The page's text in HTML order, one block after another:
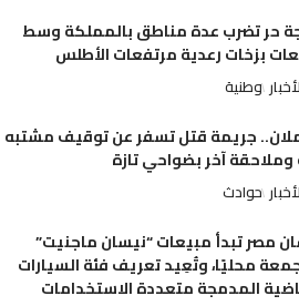
حر تضرب عدة مناطق بالمملكة وسط
بزخات رعدية مرتفعات الأطلس
وطنية
جريمة قتل تسفر عن توقيف مشتبه
آخر بضواحي تازة
حوادث
مصر تبدأ مبيعات “نيسان ماجنيت”
محليًا، وتُعِيد تعريف فئة السيارات
المدمجة متعددة الاستخدامات